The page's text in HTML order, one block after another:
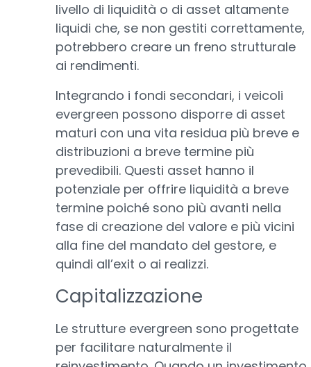
livello di liquidità o di asset altamente
liquidi che, se non gestiti correttamente,
potrebbero creare un freno strutturale
ai rendimenti.
Integrando i fondi secondari, i veicoli
evergreen possono disporre di asset
maturi con una vita residua più breve e
distribuzioni a breve termine più
prevedibili. Questi asset hanno il
potenziale per offrire liquidità a breve
termine poiché sono più avanti nella
fase di creazione del valore e più vicini
alla fine del mandato del gestore, e
quindi all’exit o ai realizzi.
Capitalizzazione
Le strutture evergreen sono progettate
per facilitare naturalmente il